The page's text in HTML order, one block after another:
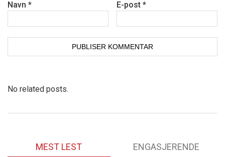
Navn * E-post*
No related posts.
MEST LEST ENGASJERENDE